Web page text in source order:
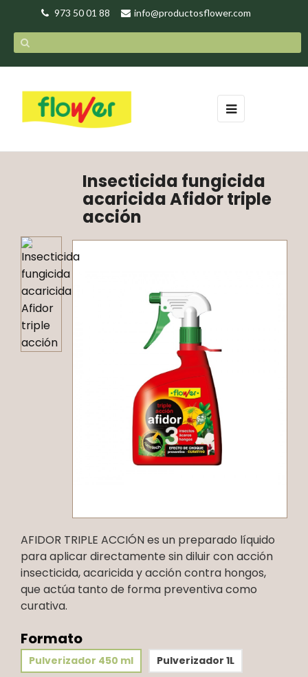
973 50 01 88 info@productosflower.com
Navegación
de
☰
Insecticida fungicida
acaricida Afidor triple
acción
AFIDOR TRIPLE ACCIÓN es un preparado líquido
para aplicar directamente sin diluir con acción
insecticida, acaricida y acción contra hongos,
que actúa tanto de forma preventiva como
curativa.
Formato
Pulverizador 450 ml Pulverizador 1L